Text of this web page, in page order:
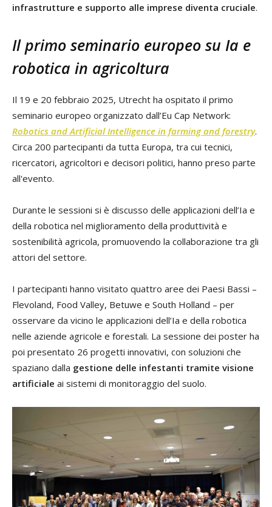
infrastrutture e supporto alle imprese diventa cruciale.
Il primo seminario europeo su Ia e
robotica in agricoltura
Il 19 e 20 febbraio 2025, Utrecht ha ospitato il primo
seminario europeo organizzato dall’Eu Cap Network:
Robotics and Artificial Intelligence in farming and forestry.
Circa 200 partecipanti da tutta Europa, tra cui tecnici,
ricercatori, agricoltori e decisori politici, hanno preso parte
all'evento.
Durante le sessioni si è discusso delle applicazioni dell’Ia e
della robotica nel miglioramento della produttività e
sostenibilità agricola, promuovendo la collaborazione tra gli
attori del settore.
I partecipanti hanno visitato quattro aree dei Paesi Bassi –
Flevoland, Food Valley, Betuwe e South Holland – per
osservare da vicino le applicazioni dell’Ia e della robotica
nelle aziende agricole e forestali. La sessione dei poster ha
poi presentato 26 progetti innovativi, con soluzioni che
spaziano dalla gestione delle infestanti tramite visione
artificiale ai sistemi di monitoraggio del suolo.